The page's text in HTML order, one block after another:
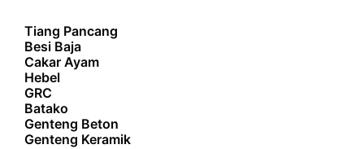
Tiang Pancang
Besi Baja
Cakar Ayam
Hebel
GRC
Batako
Genteng Beton
Genteng Keramik